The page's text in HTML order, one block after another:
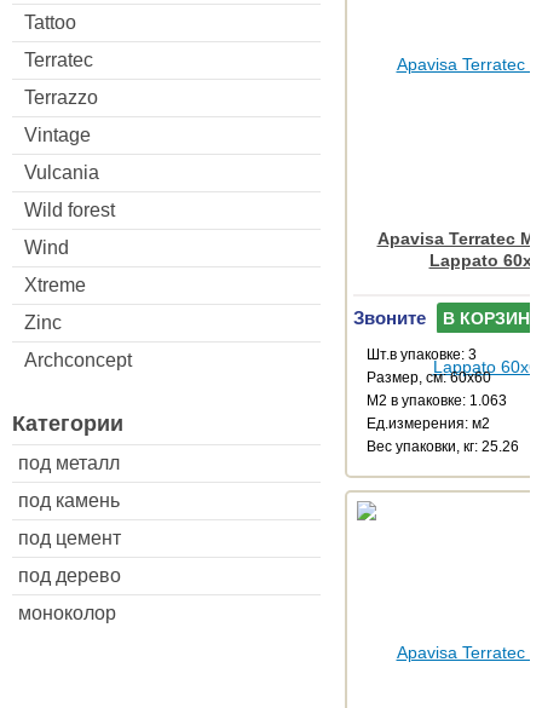
Tattoo
Terratec
Terrazzo
Vintage
Vulcania
Wild forest
Wind
Xtreme
Zinc
Archconcept
Категории
под металл
под камень
под цемент
под дерево
моноколор
Apavisa Terratec
Lappato
Звоните В КОРЗИНУ
Шт.в упаковке: 3
Размер, см: 60x60
М2 в упаковке: 1.063
Ед.измерения: м2
Веc упаковки, кг: 25.26